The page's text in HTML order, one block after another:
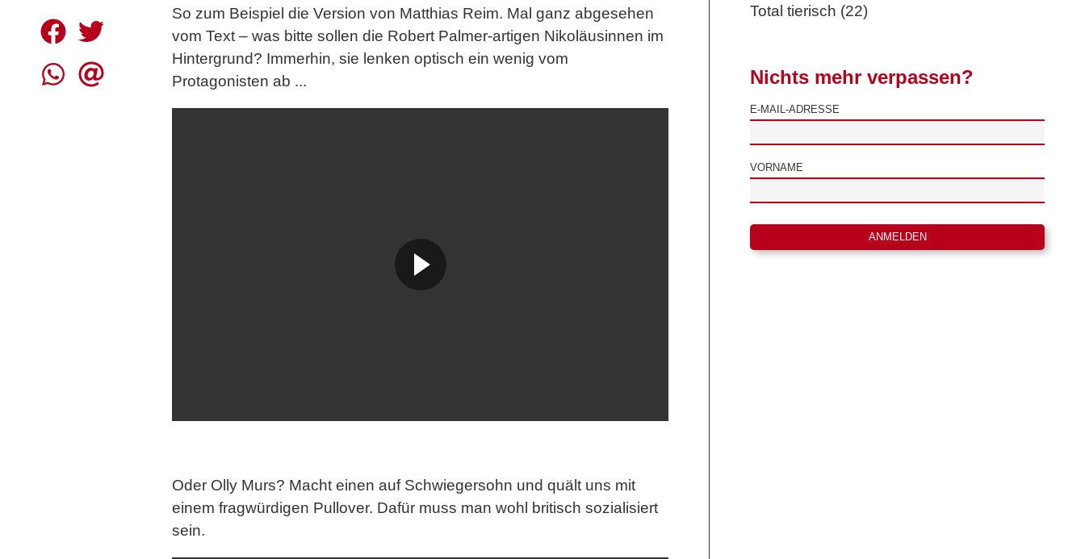
So zum Beispiel die Version von Matthias Reim. Mal ganz abgesehen
vom Text – was bitte sollen die Robert Palmer-artigen Nikoläusinnen im
Hintergrund? Immerhin, sie lenken optisch ein wenig vom
Protagonisten ab ...
Oder Olly Murs? Macht einen auf Schwiegersohn und quält uns mit
einem fragwürdigen Pullover. Dafür muss man wohl britisch sozialisiert
sein.
Total tierisch (22)
Nichts mehr verpassen?
E-MAIL-ADRESSE
VORNAME